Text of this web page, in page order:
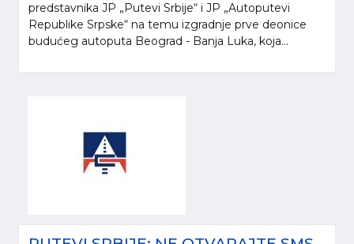
predstavnika JP „Putevi Srbije“ i JP „Autoputevi
Republike Srpske“ na temu izgradnje prve deonice
budućeg autoputa Beograd - Banja Luka, koja...